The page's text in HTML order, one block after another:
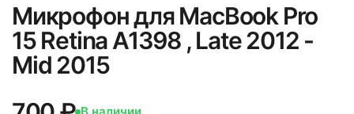
Микрофон для MacBook Pro
15 Retina A1398 , Late 2012 -
Mid 2015